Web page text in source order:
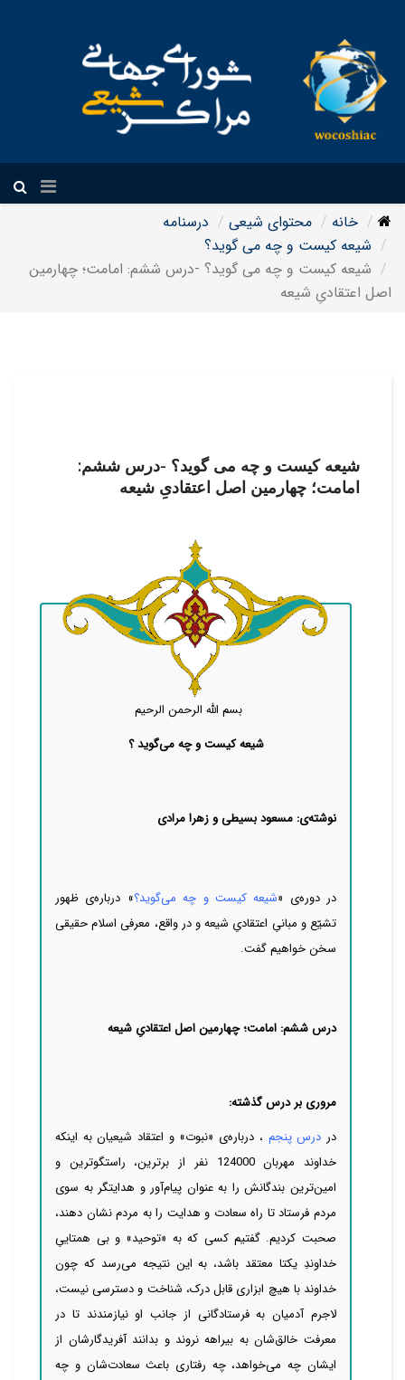
خانه محتوای شیعی
درسنامه
شیعه کیست و چه می گوید؟
شیعه کیست و چه می گوید؟ -درس ششم: امامت؛ چهارمین
اصل اعتقادیِ شیعه
شیعه کیست و چه می گوید؟ -درس ششم:
امامت؛ چهارمین اصل اعتقادیِ شیعه
بسم الله الرحمن الرحیم
شیعه کیست و چه می‌گوید ؟
نوشته‌ی: مسعود بسیطی وزهرا مرادی
در دوره‌ی «شیعه کیست و چه می‌گوید؟» درباره‌ی ظهور
تشیّع و مبانیِ اعتقادیِ شیعه و در واقع، معرفی اسلام حقیقی
سخن خواهیم گفت.
درس ششم: امامت؛ چهارمین اصل اعتقادیِ شیعه
مروری بر درس گذشته:
در درس پنجم ، درباره‌ی «نبوت» و اعتقاد شیعیان به اینکه
خداوند مهربان 124000 نفر از برترین، راستگوترین و
امین‌‌‌‌ترین بندگانش را به عنوان پیام‌آور و هدایتگر به سوی
مردم فرستاد تا راه سعادت و هدایت را به مردم نشان دهند،
صحبت کردیم. گفتیم کسی که به «توحید» و بی همتاییِ
خداوندِ یکتا معتقد باشد، به این نتیجه می‌رسد که چون
خداوند با هیچ ابزاری قابل درک، شناخت و دسترسی نیست،
لاجرم آدمیان به فرستادگانی از جانب او نیازمندند تا در
معرفت خالق‌‌‌‌‌‌شان به بیراهه نروند و بدانند آفریدگارشان از
ایشان چهمی‌خواهد، چه رفتاری باعث سعادت‌‌‌‌‌‌شان و چه